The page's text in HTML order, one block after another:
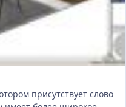
присутствует слово